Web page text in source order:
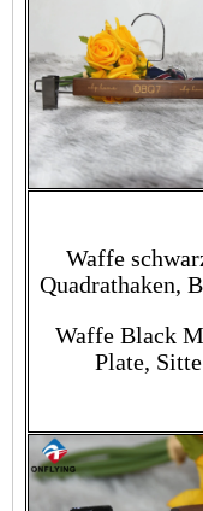
Waffe
Quadrathaken,
Waffe Black
Plate, Sitte